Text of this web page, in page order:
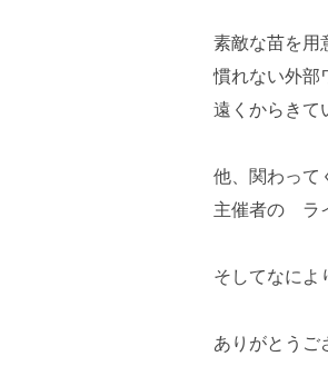
素敵な苗を用
慣れない外部
遠くからきて
他、関わって
主催者の ラ
そしてなによ
ありがとうご